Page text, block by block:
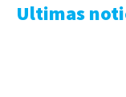
Ultimas